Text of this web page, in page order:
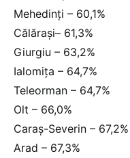
Mehedinți – 60,1%
Călărași– 61,3%
Giurgiu – 63,2%
Ialomița – 64,7%
Teleorman – 64,7%
Olt – 66,0%
Caraș-Severin – 67,2%
Arad – 67,3%